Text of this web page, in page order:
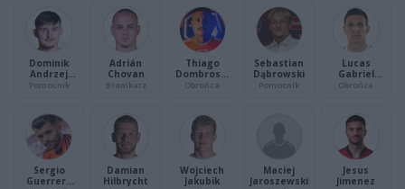
Dominik
Andrzej
Biniek
Pomocnik
Adrián
Chovan
Bramkarz
Thiago
Dombroski
Moreira
Obrońca
Sebastian
Dąbrowski
Pomocnik
Lucas
Gabriel
Masoero
Obrońca
Sergio
Guerrero
Damian
Hilbrycht
Wojciech
Jakubik
Maciej
Jaroszewski
Jesus
Jimenez